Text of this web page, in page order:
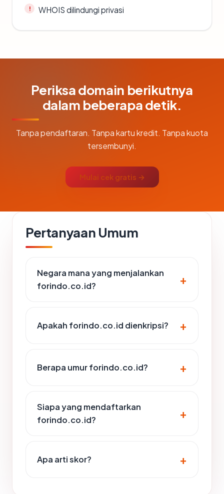
WHOIS dilindungi privasi
Periksa domain berikutnya
dalam beberapa detik.
Tanpa pendaftaran. Tanpa kartu kredit. Tanpa kuota
tersembunyi.
Mulai cek gratis →
Pertanyaan Umum
Negara mana yang menjalankan
forindo.co.id?
Apakah forindo.co.id dienkripsi?
Berapa umur forindo.co.id?
Siapa yang mendaftarkan
forindo.co.id?
Apa arti skor?